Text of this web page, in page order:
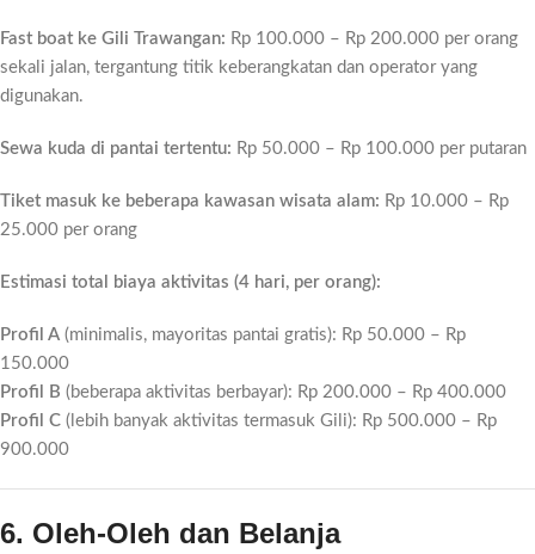
Fast boat ke Gili Trawangan: Rp 100.000 – Rp 200.000 per orang
sekali jalan, tergantung titik keberangkatan dan operator yang
digunakan.
Sewa kuda di pantai tertentu: Rp 50.000 – Rp 100.000 per putaran
Tiket masuk ke beberapa kawasan wisata alam: Rp 10.000 – Rp
25.000 per orang
Estimasi total biaya aktivitas (4 hari, per orang):
Profil A (minimalis, mayoritas pantai gratis): Rp 50.000 – Rp
150.000
Profil B (beberapa aktivitas berbayar): Rp 200.000 – Rp 400.000
Profil C (lebih banyak aktivitas termasuk Gili): Rp 500.000 – Rp
900.000
6. Oleh-Oleh dan Belanja